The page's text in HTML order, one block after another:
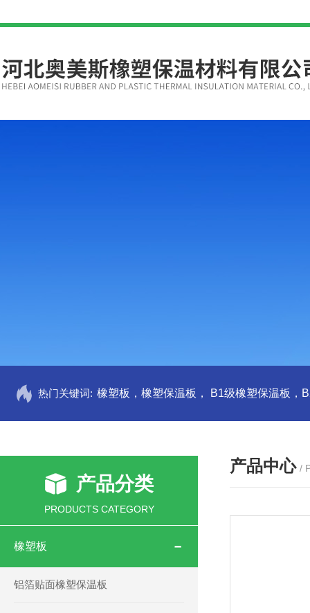
热门关键词:
产品分类
PRODUCTS CATEGORY
橡塑板
铝箔贴面橡塑保温板
产品中心 /